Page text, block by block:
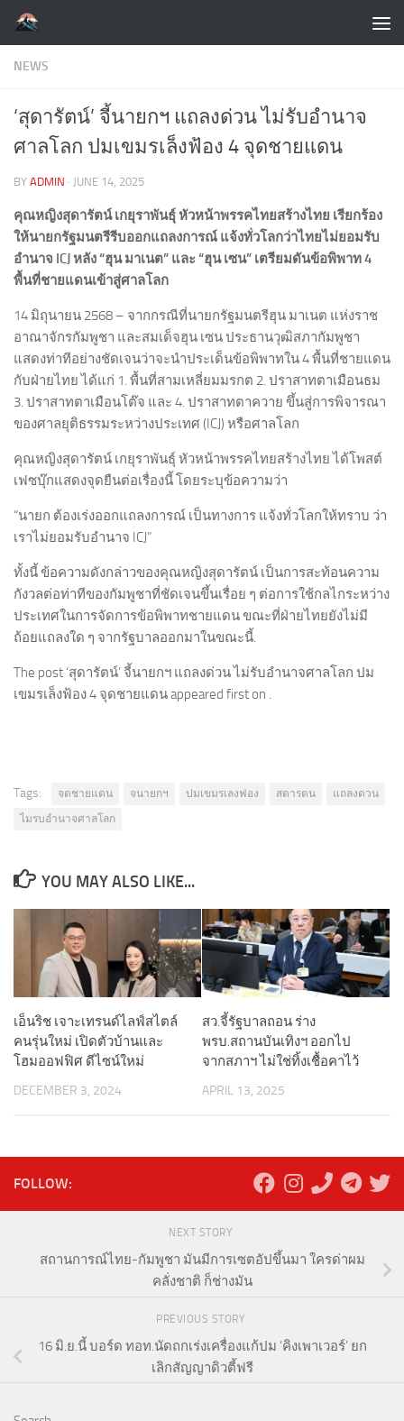
Skip to content
NEWS
‘สุดารัตน์’ จี้นายกฯ แถลงด่วน ไม่รับอำนาจ
ศาลโลก ปมเขมรเล็งฟ้อง 4 จุดชายแดน
BY ADMIN · JUNE 14, 2025
คุณหญิงสุดารัตน์ เกยุราพันธุ์ หัวหน้าพรรคไทยสร้างไทย เรียกร้อง
ให้นายกรัฐมนตรีรีบออกแถลงการณ์ แจ้งทั่วโลกว่าไทยไม่ยอมรับ
อำนาจ ICJ หลัง “ฮุน มาเนต” และ “ฮุน เซน” เตรียมดันข้อพิพาท 4
พื้นที่ชายแดนเข้าสู่ศาลโลก
14 มิถุนายน 2568 – จากกรณีที่นายกรัฐมนตรีฮุน มาเนต แห่งราช
อาณาจักรกัมพูชา และสมเด็จฮุน เซน ประธานวุฒิสภากัมพูชา
แสดงท่าทีอย่างชัดเจนว่าจะนำประเด็นข้อพิพาทใน 4 พื้นที่ชายแดน
กับฝ่ายไทย ได้แก่ 1. พื้นที่สามเหลี่ยมมรกต 2. ปราสาทตาเมือนธม
3. ปราสาทตาเมือนโต๊จ และ 4. ปราสาทตาควาย ขึ้นสู่การพิจารณา
ของศาลยุติธรรมระหว่างประเทศ (ICJ) หรือศาลโลก
คุณหญิงสุดารัตน์ เกยุราพันธุ์ หัวหน้าพรรคไทยสร้างไทย ได้โพสต์
เฟซบุ๊กแสดงจุดยืนต่อเรื่องนี้ โดยระบุข้อความว่า
“นายก ต้องเร่งออกแถลงการณ์ เป็นทางการ แจ้งทั่วโลกให้ทราบ ว่า
เราไม่ยอมรับอำนาจ ICJ”
ทั้งนี้ ข้อความดังกล่าวของคุณหญิงสุดารัตน์ เป็นการสะท้อนความ
กังวลต่อท่าทีของกัมพูชาที่ชัดเจนขึ้นเรื่อย ๆ ต่อการใช้กลไกระหว่าง
ประเทศในการจัดการข้อพิพาทชายแดน ขณะที่ฝ่ายไทยยังไม่มี
ถ้อยแถลงใด ๆ จากรัฐบาลออกมาในขณะนี้.
The post ‘สุดารัตน์’ จี้นายกฯ แถลงด่วน ไม่รับอำนาจศาลโลก ปม
เขมรเล็งฟ้อง 4 จุดชายแดน appeared first on .
Tags: จดชายแดน จนายกฯ ปมเขมรเลงฟอง สดารตน
แถลงดวน
ไมรบอำนาจศาลโลก
YOU MAY ALSO LIKE...
เอ็นริช เจาะเทรนด์ไลฟ์สไตล์
คนรุ่นใหม่ เปิดตัวบ้านและ
โฮมออฟฟิศ ดีไซน์ใหม่
DECEMBER 3, 2024
สว.จี้รัฐบาลถอน ร่าง
พรบ.สถานบันเทิงฯ ออกไป
จากสภาฯ ไม่ใช่ทิ้งเชื้อคาไว้
APRIL 13, 2025
FOLLOW:
NEXT STORY
สถานการณ์ไทย-กัมพูชา มันมีการเซตอัปขึ้นมา ใครด่าผม
คลั่งชาติ ก็ช่างมัน
PREVIOUS STORY
16 มิ.ย.นี้ บอร์ด ทอท.นัดถกเร่งเครื่องแก้ปม ‘คิงเพาเวอร์’ ยก
เลิกสัญญาดิวตี้ฟรี